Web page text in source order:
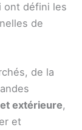
ont défini les
de
de la
extérieure,
et